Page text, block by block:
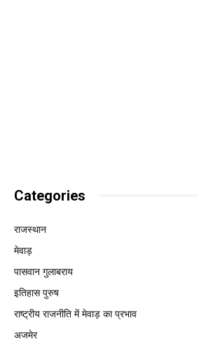
Categories
राजस्थान
मेवाड़
पासवान गुलाबराय
इतिहास पुरुष
राष्ट्रीय राजनीति में मेवाड़ का प्रभाव
अजमेर